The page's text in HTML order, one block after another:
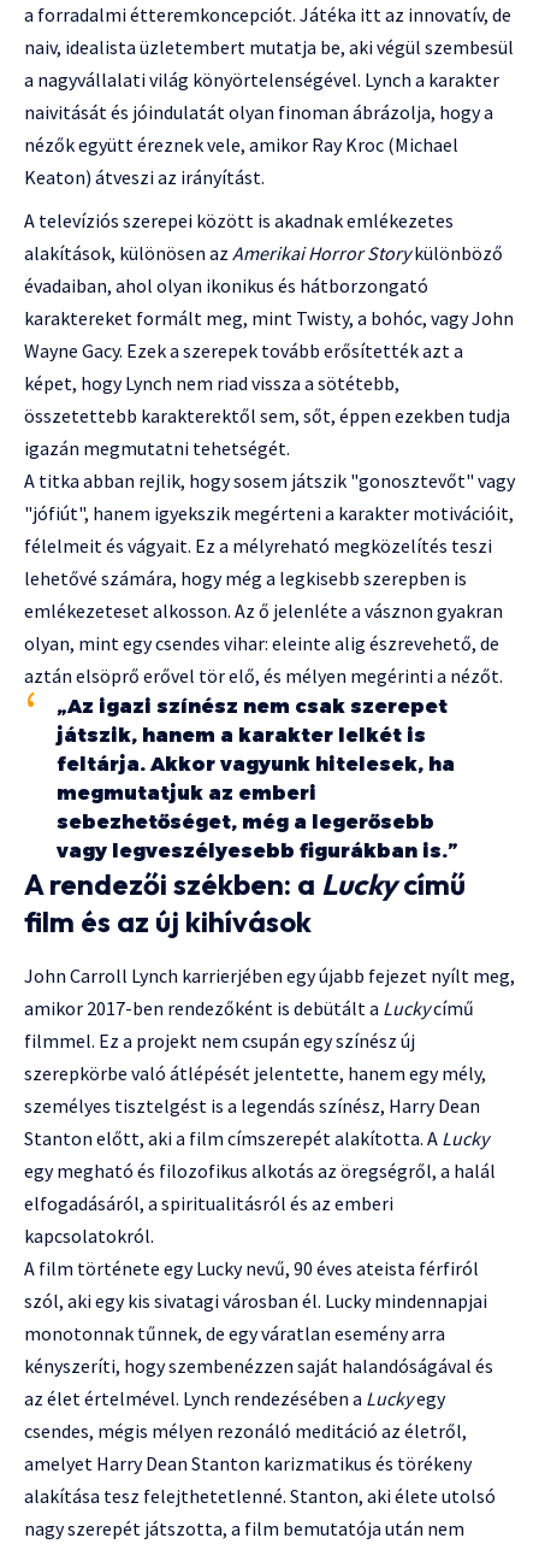
a forradalmi étteremkoncepciót. Játéka itt az innovatív, de
naiv, idealista üzletembert mutatja be, aki végül szembesül
a nagyvállalati világ könyörtelenségével. Lynch a karakter
naivitását és jóindulatát olyan finoman ábrázolja, hogy a
nézők együtt éreznek vele, amikor Ray Kroc (Michael
Keaton) átveszi az irányítást.
A televíziós szerepei között is akadnak emlékezetes
alakítások, különösen az Amerikai Horror Storykülönböző
évadaiban, ahol olyan ikonikus és hátborzongató
karaktereket formált meg, mint Twisty, a bohóc, vagy John
Wayne Gacy. Ezek a szerepek tovább erősítették azt a
képet, hogy Lynch nem riad vissza a sötétebb,
összetettebb karakterektől sem, sőt, éppen ezekben tudja
igazán megmutatni tehetségét.
A titka abban rejlik, hogy sosem játszik "gonosztevőt" vagy
"jófiút", hanem igyekszik megérteni a karakter motivációit,
félelmeit és vágyait. Ez a mélyreható megközelítés teszi
lehetővé számára, hogy még a legkisebb szerepben is
emlékezeteset alkosson. Az ő jelenléte a vásznon gyakran
olyan, mint egy csendes vihar: eleinte alig észrevehető, de
aztán elsöprő erővel tör elő, és mélyen megérinti a nézőt.
„Az igazi színész nem csak szerepet
játszik, hanem a karakter lelkét is
feltárja. Akkor vagyunk hitelesek, ha
megmutatjuk az emberi
sebezhetőséget, még a legerősebb
vagy legveszélyesebb figurákban is.”
A rendezői székben: a Luckycímű
film és az új kihívások
John Carroll Lynch karrierjében egy újabb fejezet nyílt meg,
amikor 2017-ben rendezőként is debütált a Luckycímű
filmmel. Ez a projekt nem csupán egy színész új
szerepkörbe való átlépését jelentette, hanem egy mély,
személyes tisztelgést is a legendás színész, Harry Dean
Stanton előtt, aki a film címszerepét alakította. A Lucky
egy megható és filozofikus alkotás az öregségről, a halál
elfogadásáról, a spiritualitásról és az emberi
kapcsolatokról.
A film története egy Lucky nevű, 90 éves ateista férfiról
szól, aki egy kis sivatagi városban él. Lucky mindennapjai
monotonnak tűnnek, de egy váratlan esemény arra
kényszeríti, hogy szembenézzen saját halandóságával és
az élet értelmével. Lynch rendezésében a Luckyegy
csendes, mégis mélyen rezonáló meditáció az életről,
amelyet Harry Dean Stanton karizmatikus és törékeny
alakítása tesz felejthetetlenné. Stanton, aki élete utolsó
nagy szerepét játszotta, a film bemutatója után nem